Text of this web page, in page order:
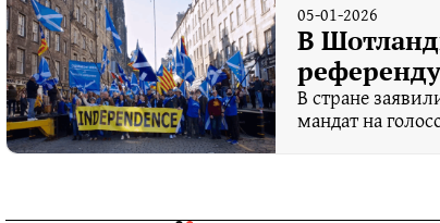
05-01-2026
В
В стране
мандат на